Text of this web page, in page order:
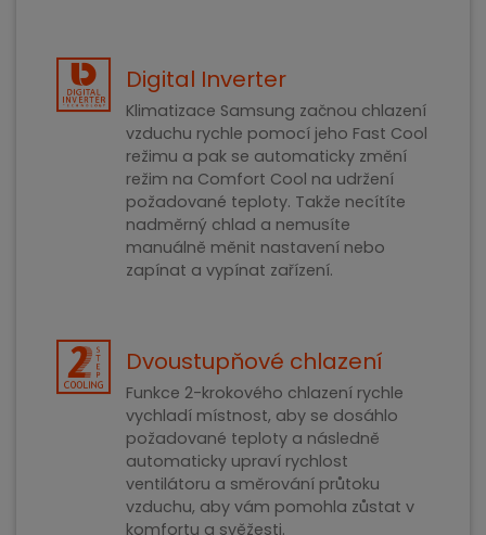
Digital Inverter
Klimatizace Samsung začnou chlazení
vzduchu rychle pomocí jeho Fast Cool
režimu a pak se automaticky změní
režim na Comfort Cool na udržení
požadované teploty. Takže necítíte
nadměrný chlad a nemusíte
manuálně měnit nastavení nebo
zapínat a vypínat zařízení.
Dvoustupňové chlazení
Funkce 2-krokového chlazení rychle
vychladí místnost, aby se dosáhlo
požadované teploty a následně
automaticky upraví rychlost
ventilátoru a směrování průtoku
vzduchu, aby vám pomohla zůstat v
komfortu a svěžesti.